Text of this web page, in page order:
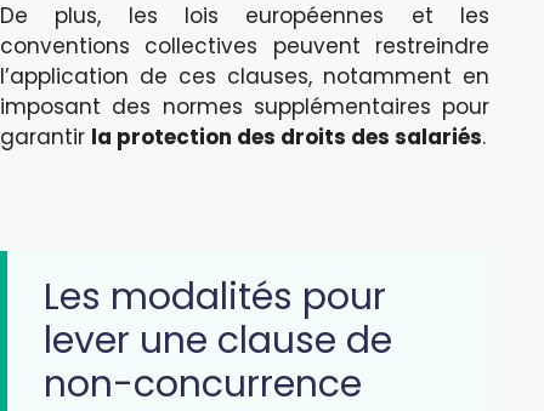
De plus, les lois européennes et les
conventions collectives peuvent restreindre
l’application de ces clauses, notamment en
imposant des normes supplémentaires pour
garantir la protection des droits des salariés.
Les modalités pour
lever une clause de
non-concurrence